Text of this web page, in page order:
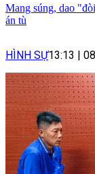
Mang súng, dao
án tù
HÌNH SỰ13:13 |